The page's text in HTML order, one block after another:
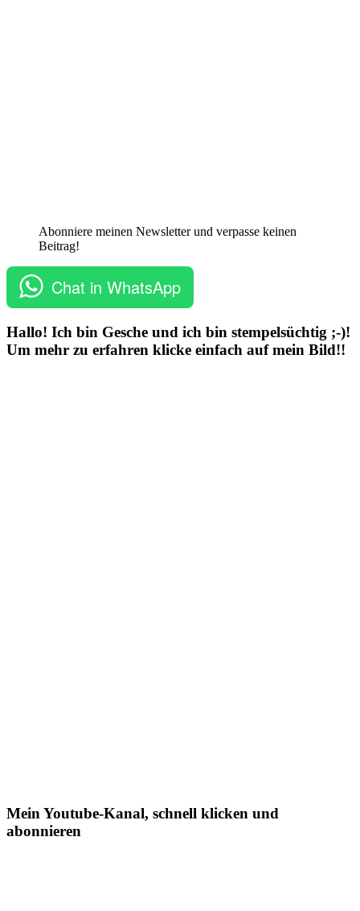
Abonniere meinen Newsletter und verpasse keinen
Beitrag!
Chat in WhatsApp
Hallo! Ich bin Gesche und ich bin stempelsüchtig ;-)!
Um mehr zu erfahren klicke einfach auf mein Bild!!
Mein Youtube-Kanal, schnell klicken und
abonnieren